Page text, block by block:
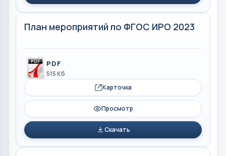
План мероприятий по ФГОС ИРО 2023
PDF
515 Кб
Карточка
Просмотр
Скачать